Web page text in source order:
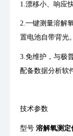
1.漂移⼩、响应
2.⼀键测量溶解
置电池⾃带背光
3.免维护，与极
配备数据分析软
技术参数
型号 溶解氧测定